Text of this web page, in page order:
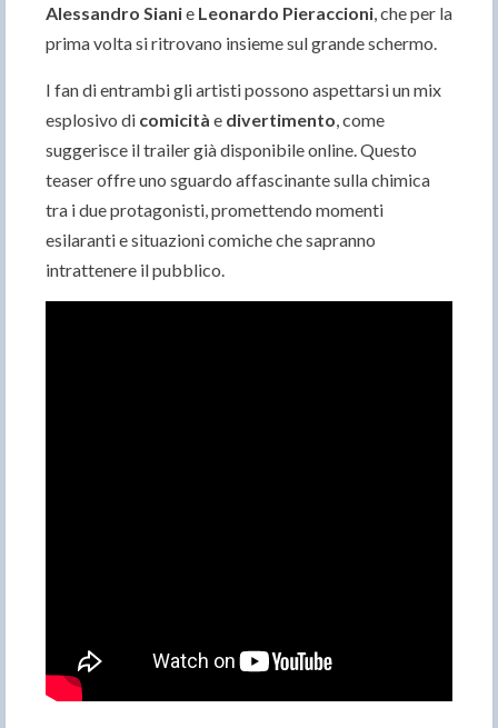
Alessandro Sianie Leonardo Pieraccioni , che per la
prima volta si ritrovano insieme sul grande schermo.
I fan di entrambi gli artisti possono aspettarsi un mix
esplosivo di comicità e divertimento , come
suggerisce il trailer già disponibile online. Questo
teaser offre uno sguardo affascinante sulla chimica
tra i due protagonisti, promettendo momenti
esilaranti e situazioni comiche che sapranno
intrattenere il pubblico.